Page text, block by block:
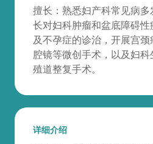
擅长：熟悉妇产科常见病
长对妇科肿瘤和盆底障碍
及不孕症的诊治，开展宫
腔镜等微创手术，以及妇
殖道整复手术。
详细介绍